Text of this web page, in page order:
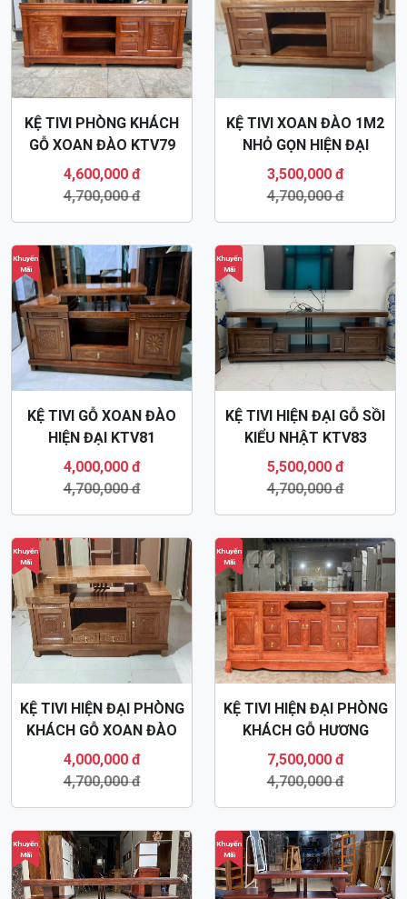
KỆ TIVI PHÒNG KHÁCH
GỖ XOAN ĐÀO KTV79
4,600,000 đ
4,700,000 đ
KỆ TIVI XOAN ĐÀO 1M2
NHỎ GỌN HIỆN ĐẠI
KTV82
3,500,000 đ
4,700,000 đ
Khuyến
Mãi
KỆ TIVI GỖ XOAN ĐÀO
HIỆN ĐẠI KTV81
4,000,000 đ
4,700,000 đ
Khuyến
Mãi
KỆ TIVI HIỆN ĐẠI GỖ SỒI
KIỂU NHẬT KTV83
5,500,000 đ
4,700,000 đ
Khuyến
Mãi
KỆ TIVI HIỆN ĐẠI PHÒNG
KHÁCH GỖ XOAN ĐÀO
KTV80
4,000,000 đ
4,700,000 đ
Khuyến
Mãi
KỆ TIVI HIỆN ĐẠI PHÒNG
KHÁCH GỖ HƯƠNG
KTV73
7,500,000 đ
4,700,000 đ
Khuyến
Mãi
Khuyến
Mãi